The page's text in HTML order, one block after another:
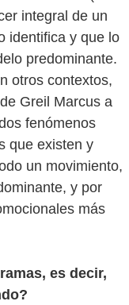
integral de un
identifica y que lo
predominante.
otros contextos,
Greil Marcus a
fenómenos
que existen y
un movimiento,
y por
más
es decir,